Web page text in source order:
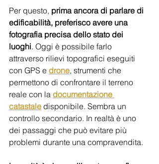
Per questo, prima ancora di parlare di
edificabilità, preferisco avere una
fotografia precisa dello stato dei
luoghi. Oggi è possibile farlo
attraverso rilievi topografici eseguiti
con GPS e drone, strumenti che
permettono di confrontare il terreno
reale con la documentazione
catastale disponibile. Sembra un
controllo secondario. In realtà è uno
dei passaggi che può evitare più
problemi durante una compravendita.